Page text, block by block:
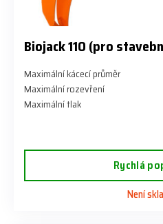
Biojack 110 (pro
Maximální kácecí průměr
Maximální rozevření
Maximální tlak
Rychlá
Není